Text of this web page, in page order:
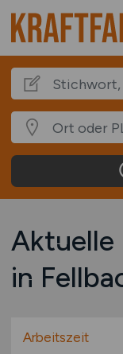
Aktuelle
in
Arbeitszeit